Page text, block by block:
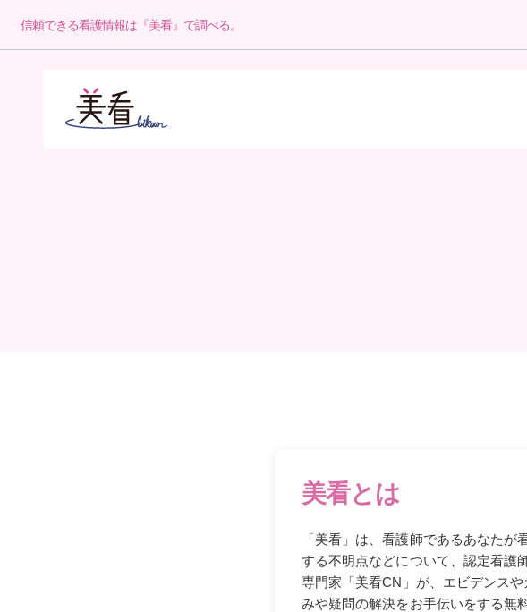
信頼できる看護情報は『美看』で調べる。
美看とは
「美看」は、看護師であるあなた
する不明点などについて、認定看護
専門家「美看CN」が、エビデンス
みや疑問の解決をお手伝いをする無